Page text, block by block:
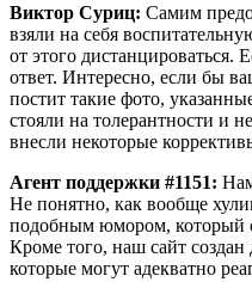
Виктор Суриц: Самим
взяли на себя
от этого дистанцироваться.
ответ. Интересно, если бы
постит такие фото,
стояли на толерантности и
внесли некоторые
Агент поддержки #1151:
Не понятно, как вообще
подобным юмором, который
Кроме того, наш сайт
которые могут адекватно